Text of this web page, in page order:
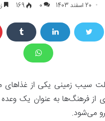
20 اسفند 1403 0
169
سیب زمینی یکی از
از فرهنگ‌ها به عنوان یک
می‌شود.